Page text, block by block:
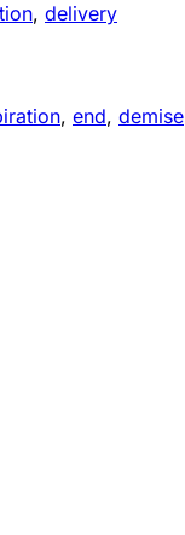
, delivery
, end, demise